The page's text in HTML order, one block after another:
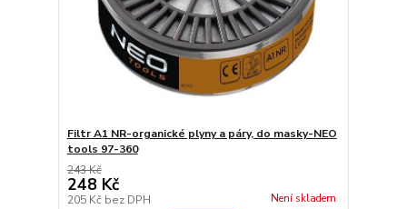
Filtr A1 NR-organické plyny a páry, do masky-NEO
tools 97-360
243 Kč
248 Kč
205 Kč bez DPH Není skladem